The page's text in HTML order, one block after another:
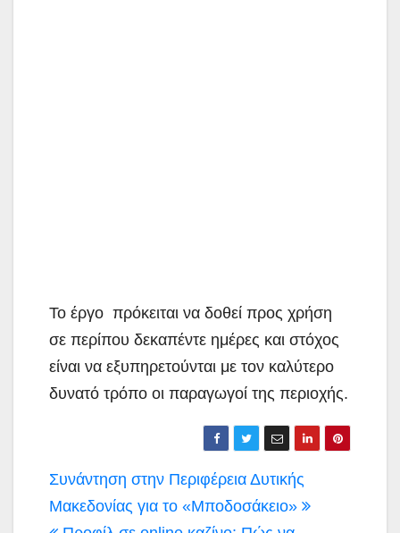
Το έργο πρόκειται να δοθεί προς χρήση
σε περίπου δεκαπέντε ημέρες και στόχος
είναι να εξυπηρετούνται με τον καλύτερο
δυνατό τρόπο οι παραγωγοί της περιοχής.
Πλοήγηση
άρθρων
Συνάντηση στην Περιφέρεια Δυτικής
Μακεδονίας για το «Μποδοσάκειο»